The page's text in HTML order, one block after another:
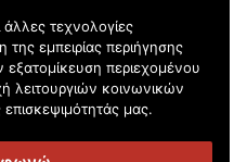
τεχνολογίες
της εμπειρίας περιήγησης
εξατομίκευση περιεχομένου
λειτουργιών κοινωνικών
μας.